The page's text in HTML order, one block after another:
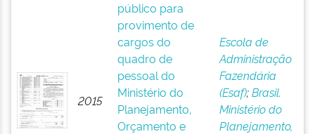
2015
público para
provimento de
cargos do
quadro de
pessoal do
Ministério do
Planejamento,
Orçamento e
Escola de
Administração
Fazendária
(Esaf);Brasil.
Ministério do
Planejamento,